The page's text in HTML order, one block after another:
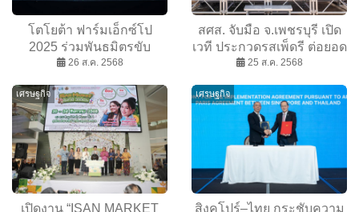
โตโยต้า ฟาร์มเอ็กซ์โป
2025 ร่วมพันธมิตรขับ
เคลื่อนยุทธศาสตร์ Smart
26 ส.ค. 2568
สศส. จับมือ จ.เพชรบุรี เปิด
เวที ประกวดรสเพ็ดรี ต่อยอด
วัฒนธรรมอาหารท้องถิ่น สู่
25 ส.ค. 2568
เศรษฐกิจ
เปิดงาน “ISAN MARKET
เศรษฐกิจ
สิงคโปร์–ไทย กระชับความ